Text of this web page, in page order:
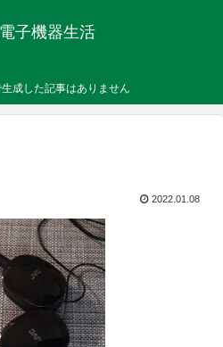
子機器生活
成した記事はありません
2022.01.08